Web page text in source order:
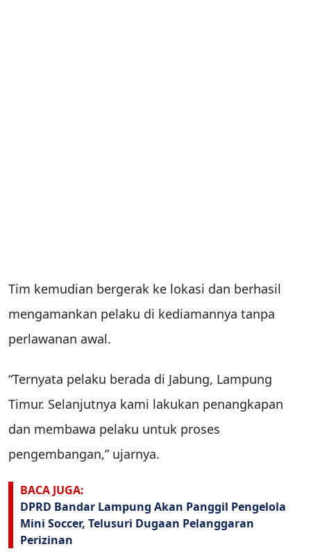
Tim kemudian bergerak ke lokasi dan berhasil
mengamankan pelaku di kediamannya tanpa
perlawanan awal.
“Ternyata pelaku berada di Jabung, Lampung
Timur. Selanjutnya kami lakukan penangkapan
dan membawa pelaku untuk proses
pengembangan,” ujarnya.
BACA JUGA:
DPRD Bandar Lampung Akan Panggil Pengelola
Mini Soccer, Telusuri Dugaan Pelanggaran
Perizinan